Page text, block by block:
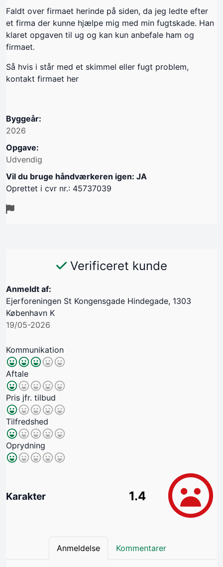
Faldt over firmaet herinde på siden, da jeg ledte efter
et firma der kunne hjælpe mig med min fugtskade. Han
klaret opgaven til ug og kan kun anbefale ham og
firmaet.
Så hvis i står med et skimmel eller fugt problem,
kontakt firmaet her
Byggeår:
2026
Opgave:
Udvendig
Vil du bruge håndværkeren igen: JA
Oprettet i cvr nr.: 45737039
Verificeret kunde
Anmeldt af:
Ejerforeningen St Kongensgade Hindegade, 1303
København K
19/05-2026
Kommunikation
Aftale
Pris jfr. tilbud
Tilfredshed
Oprydning
Karakter 1.4
Anmeldelse Kommentarer